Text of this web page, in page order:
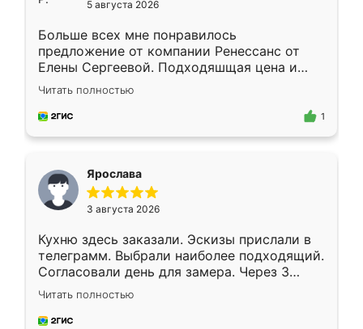
5 августа 2026
Больше всех мне понравилось
предложение от компании Ренессанс от
Елены Сергеевой. Подходяшщая цена и
короткие сроки изготовления. Приехавший
для замера сотрудник Владислав
предложил по моему эскизу самый
Читать полностью
1
Ярослава
3 августа 2026
Кухню здесь заказали. Эскизы прислали в
телеграмм. Выбрали наиболее подходящий.
Согласовали день для замера. Через 3
недели кухня была уже готова. Остались
довольны работой. Спасибо Ренессанс
мебель за качественную работу!
Читать полностью